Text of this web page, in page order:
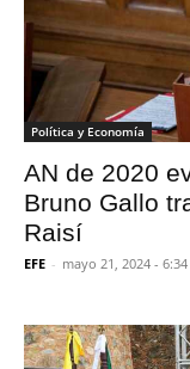
Política y Economía
AN de 2020
Bruno Gallo
Raisí
EFE - mayo 21, 2024 -